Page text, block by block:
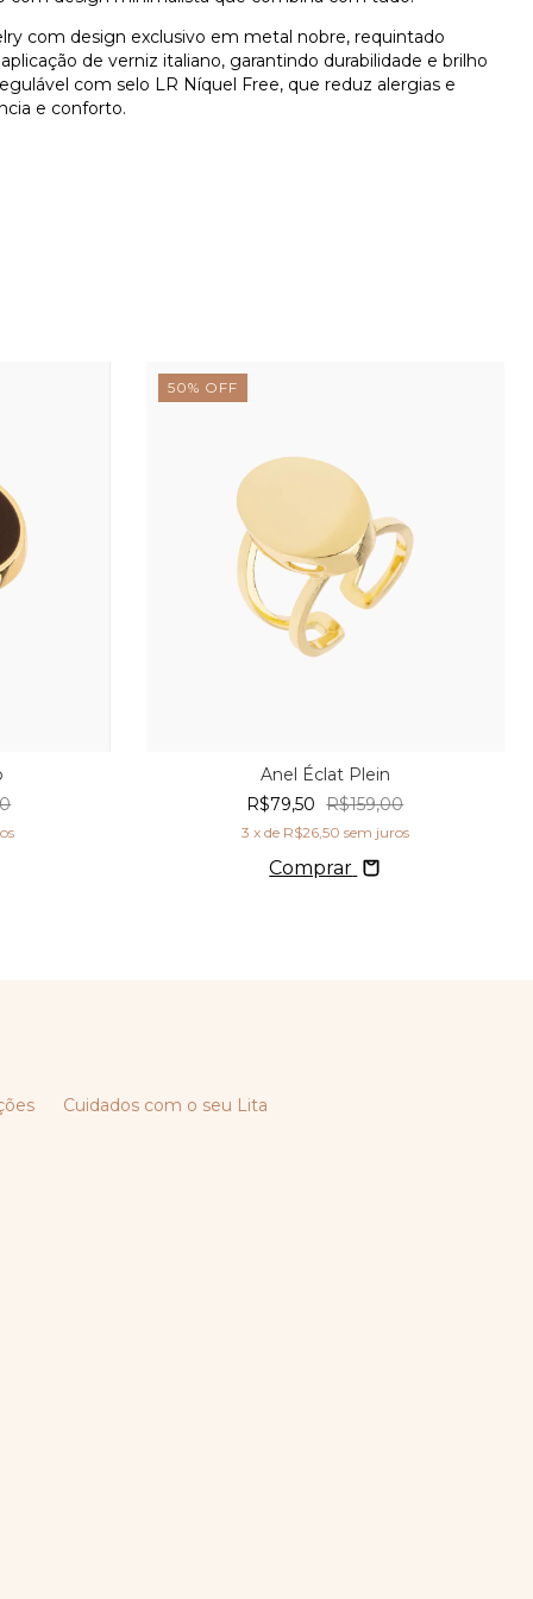
com design exclusivo em metal nobre, requintado
de verniz italiano, garantindo durabilidade e brilho
com selo LR Níquel Free, que reduz alergias e
e conforto.
50% OFF
Anel Éclat Plein
R$79,50 R$159,00
3 x de R$26,50 sem juros
Comprar
Cuidados com o seu Lita